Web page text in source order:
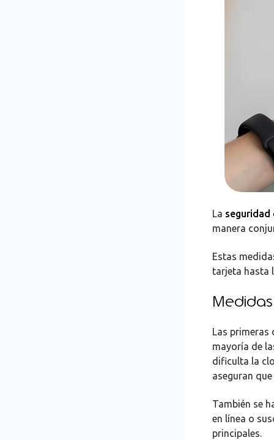
La seguridad
manera
Estas
tarjeta hasta
Las primeras
mayoría de
dificulta la
aseguran
También se
en línea o
principales.